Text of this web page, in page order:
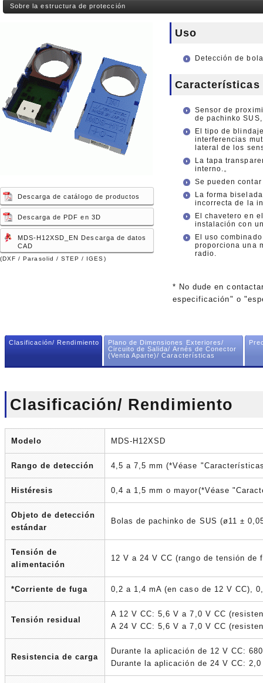
Sobre la estructura de protección
Descarga de catálogo de productos
Descarga de PDF en 3D
MDS-H12XSD_EN Descarga de datos
CAD
(DXF / Parasolid / STEP / IGES)
Uso
Detección de
Características
Sensor de
de pachinko
El tipo de
interferencias
lateral de los
La tapa
interno.。
Se pueden
La forma
incorrecta de la
El chavetero en
instalación con
El uso
proporciona una
radio.
* No dude en
especificación" o
Clasificación/ Rendimiento
Plano de Dimensiones Exteriores/
Circuito de Salida/ Arnés de Conector
(Venta Aparte)/ Características
Clasificación/ Rendimiento
Modelo MDS-H12XSD
Rango de detección 4,5 a 7,5 mm (*Véase
Histéresis 0,4 a 1,5 mm o mayor(*Véase
Objeto de detección
estándar
Bolas de pachinko de SUS (ø11 ±
Tensión de
alimentación
12 V a 24 V CC (rango de tensión de
*Corriente de fuga 0,2 a 1,4 mA (en caso de 12 V CC),
Tensión residual
A 12 V CC: 5,6 V a 7,0 V CC
A 24 V CC: 5,6 V a 7,0 V CC
Resistencia de carga
Durante la aplicación de 12 V CC:
Durante la aplicación de 24 V CC: